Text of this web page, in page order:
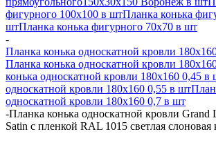
фигурного 100x100 в штПланка конька
штПланка конька фигурного 70x70 в шт
-
Планка конька односкатной кровли
Планка конька односкатной кровли
конька односкатной кровли 180х160 0,45 в
односкатной кровли 180х160 0,55 в шт
односкатной кровли 180х160 0,7 в шт
-Планка конька односкатной кровли Grand
Satin с пленкой RAL 1015 светлая слоновая